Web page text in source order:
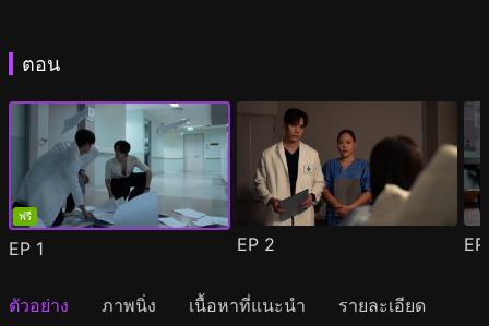
ตอน
ฟรี
EP 1 EP 2
ตัวอย่าง ภาพนิ่ง เนื้อหาที่แนะนำ รายละเอียด